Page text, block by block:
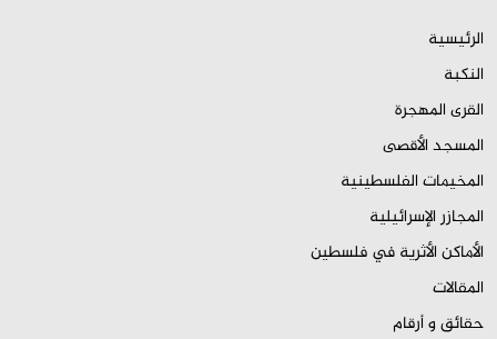
الرئيسية
النكبة
القرى المهجرة
المسجد الأقصى
المخيمات الفلسطينية
المجازر الإسرائيلية
الأماكن الأثرية في فلسطين
المقالات
حقائق و أرقام